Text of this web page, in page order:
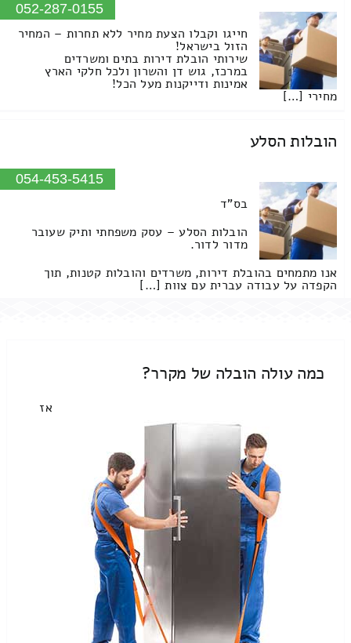
052-287-0155
חייגו וקבלו הצעת מחיר ללא תחרות – המחיר
הזול בישראל!
שירותי הובלת דירות בתים ומשרדים
במרכז, גוש דן והשרון ולכל חלקי הארץ
אמינות ודייקנות מעל הכל!
מחירי […]
הובלות הסלע
054-453-5415
בס"ד
הובלות הסלע – עסק משפחתי ותיק שעובר
מדור לדור.
אנו מתמחים בהובלת דירות, משרדים והובלות קטנות, תוך
הקפדה על עבודה עברית עם צוות […]
כמה עולה הובלה של מקרר?
אז